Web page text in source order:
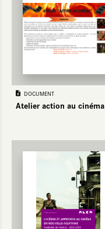
DOCUMENT
Atelier action au cinéma